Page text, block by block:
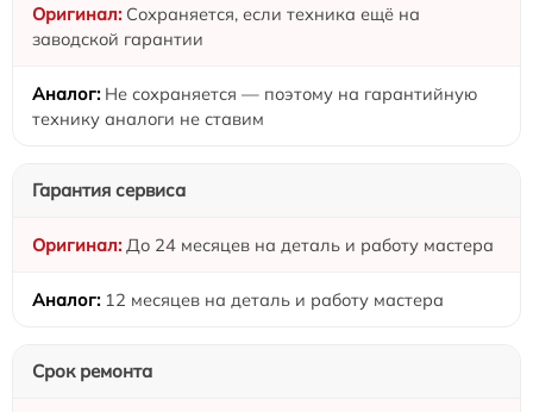
Сохраняется, если техника ещё на
заводской гарантии
Не сохраняется — поэтому на гарантийную
технику аналоги не ставим
Гарантия сервиса
До 24 месяцев на деталь и работу мастера
12 месяцев на деталь и работу мастера
Срок ремонта